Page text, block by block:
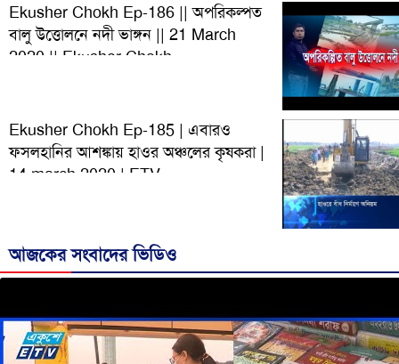
Ekusher Chokh Ep-186 || অপরিকল্পত
বালু উত্তোলনে নদী ভাঙ্গন || 21 March
2020 || Ekusher Chokh
Ekusher Chokh Ep-185 | এবারও
ফসলহানির আশঙ্কায় হাওর অঞ্চলের কৃষকরা |
14 march 2020 | ETV
আজকের সংবাদের ভিডিও